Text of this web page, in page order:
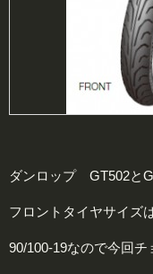
ダンロップ GT502と
フロントタイヤサイズ
90/100-19なので今回チ